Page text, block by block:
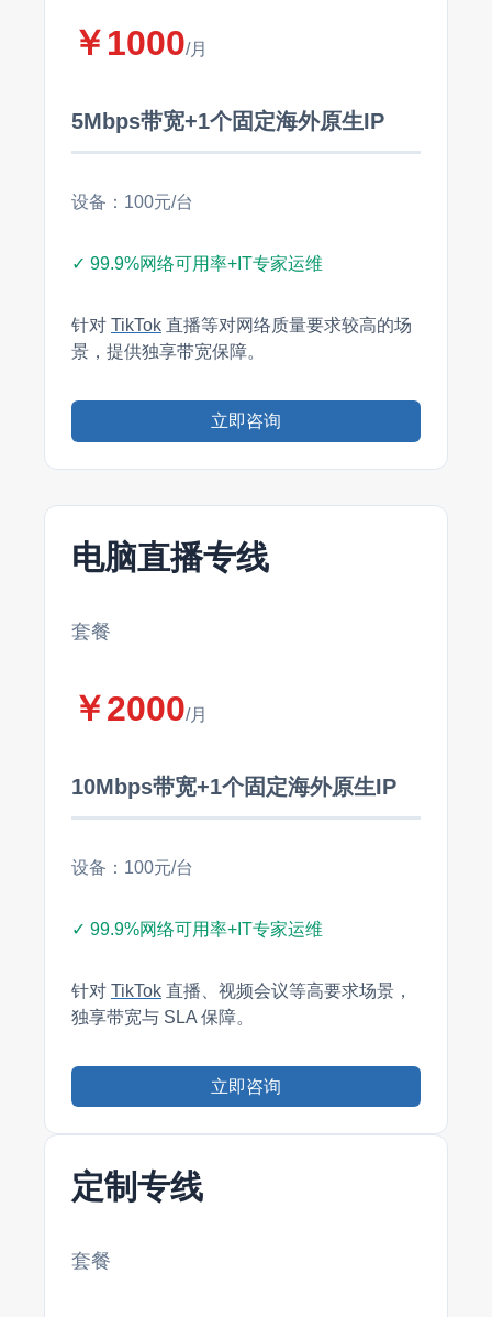
￥1000/月
5Mbps带宽+1个固定海外原生IP
设备：100元/台
✓ 99.9%网络可用率+IT专家运维
针对 TikTok 直播等对网络质量要求较高的场
景，提供独享带宽保障。
立即咨询
电脑直播专线
套餐
￥2000/月
10Mbps带宽+1个固定海外原生IP
设备：100元/台
✓ 99.9%网络可用率+IT专家运维
针对 TikTok 直播、视频会议等高要求场景，
独享带宽与 SLA 保障。
立即咨询
定制专线
套餐